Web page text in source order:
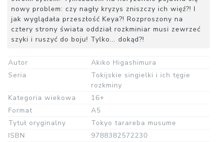
nowy problem: czy nagły kryzys zniszczy ich więź?! I
jak wyglądała przeszłość Keya?! Rozproszony na
cztery strony świata oddział rozkminiar musi zewrzeć
szyki i ruszyć do boju! Tylko... dokąd?!
Autor
Akiko Higashimura
Seria
Tokijskie singielki i ich tęgie
rozkminy
Kategoria wiekowa
16+
Format
A5
Tytuł oryginalny
Tokyo tarareba musume
ISBN
9788382572230